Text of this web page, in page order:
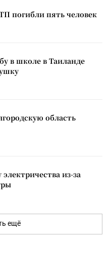
погибли пять человек
в школе в Таиланде
область
из-за
ещё